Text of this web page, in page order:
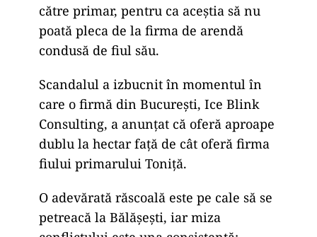
către primar, pentru ca aceştia să nu
poată pleca de la firma de arendă
condusă de fiul său.
Scandalul a izbucnit în momentul în
care o firmă din Bucureşti, Ice Blink
Consulting, a anunţat că oferă aproape
dublu la hectar faţă de cât oferă firma
fiului primarului Toniţă.
O adevărată răscoală este pe cale să se
petreacă la Bălăşeşti, iar miza